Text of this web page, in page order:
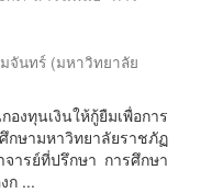
จันทร์ (มหาวิทยาลัย
งทุนเงินให้กู้ยืมเพื่อการ
ามหาวิทยาลัยราชภัฏ
ารย์ที่ปรึกษา การศึกษา
ก ...